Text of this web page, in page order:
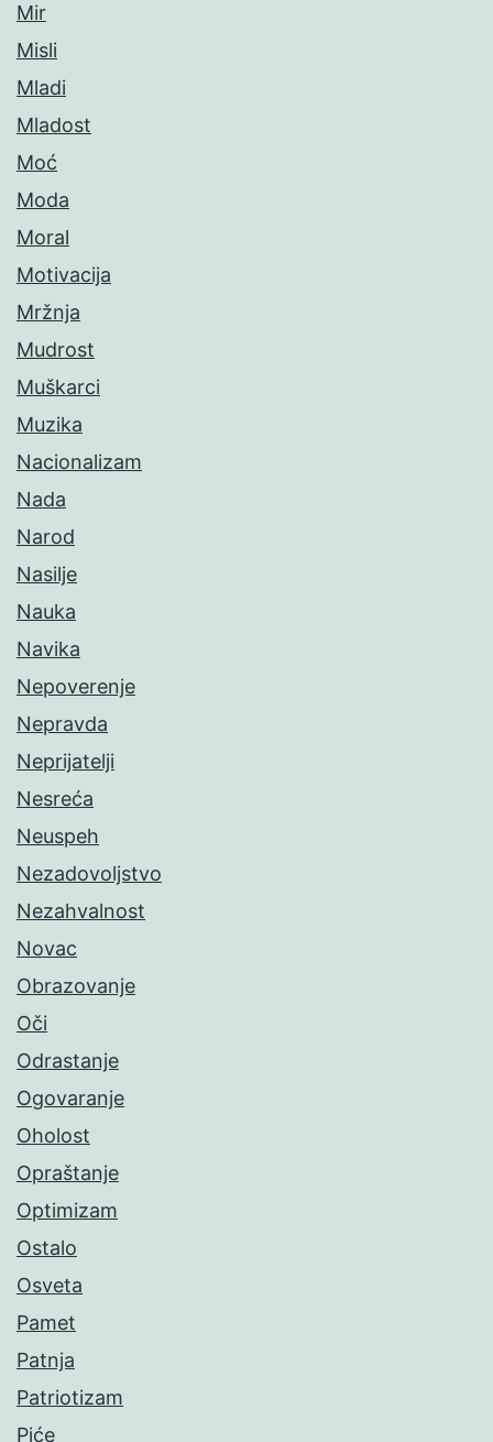
Mir
Misli
Mladi
Mladost
Moć
Moda
Moral
Motivacija
Mržnja
Mudrost
Muškarci
Muzika
Nacionalizam
Nada
Narod
Nasilje
Nauka
Navika
Nepoverenje
Nepravda
Neprijatelji
Nesreća
Neuspeh
Nezadovoljstvo
Nezahvalnost
Novac
Obrazovanje
Oči
Odrastanje
Ogovaranje
Oholost
Opraštanje
Optimizam
Ostalo
Osveta
Pamet
Patnja
Patriotizam
Piće